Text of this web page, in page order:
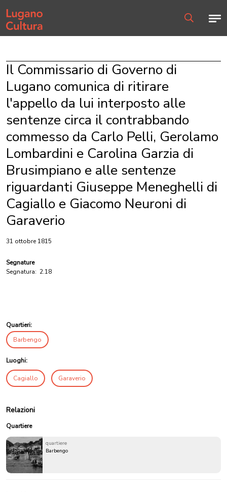
Home page
Il Commissario di Governo di
Lugano comunica di ritirare
l'appello da lui interposto alle
sentenze circa il contrabbando
commesso da Carlo Pelli, Gerolamo
Lombardini e Carolina Garzia di
Brusimpiano e alle sentenze
riguardanti Giuseppe Meneghelli di
Cagiallo e Giacomo Neuroni di
Garaverio
31 ottobre 1815
Segnature
Segnatura: 2.18
Quartieri:
Barbengo
Luoghi:
Cagiallo Garaverio
Relazioni
Quartiere
quartiere
Barbengo